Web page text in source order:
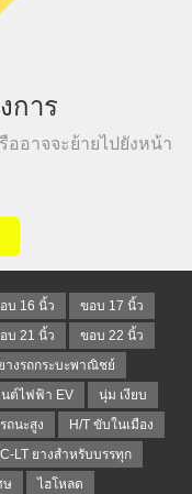
การ
อาจจะย้ายไปยังหน้า
บ 16 นิ้ว
ขอบ 17 นิ้ว
บ 21 นิ้ว
ขอบ 22 นิ้ว
ยางรถกระบะพาณิชย์
นต์ไฟฟ้า EV
นุ่ม เงียบ
ถนะสูง
H/T ขับในเมือง
C-LT ยางสำหรับบรรทุก
ษ
ไฮโหลด